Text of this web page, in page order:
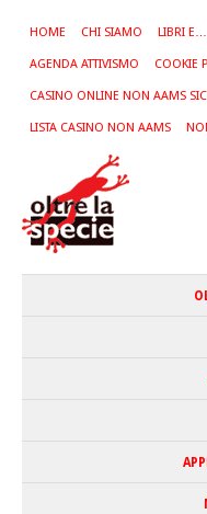
HOME CHI SIAMO LIBRI E…
AGENDA ATTIVISMO COOKIE
CASINO ONLINE NON AAMS
LISTA CASINO NON AAMS